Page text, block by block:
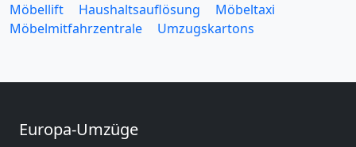
Möbellift
Haushaltsauflösung
Möbeltaxi
Möbelmitfahrzentrale
Umzugskartons
Europa-Umzüge